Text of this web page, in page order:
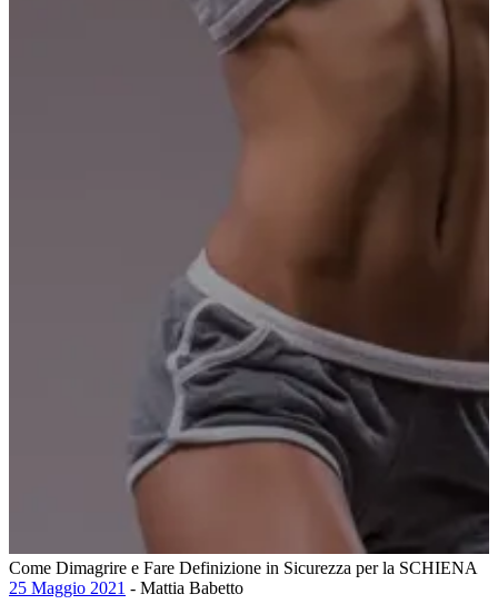
Come Dimagrire e Fare Definizione in Sicurezza per la SCHIENA
25 Maggio 2021 - Mattia Babetto